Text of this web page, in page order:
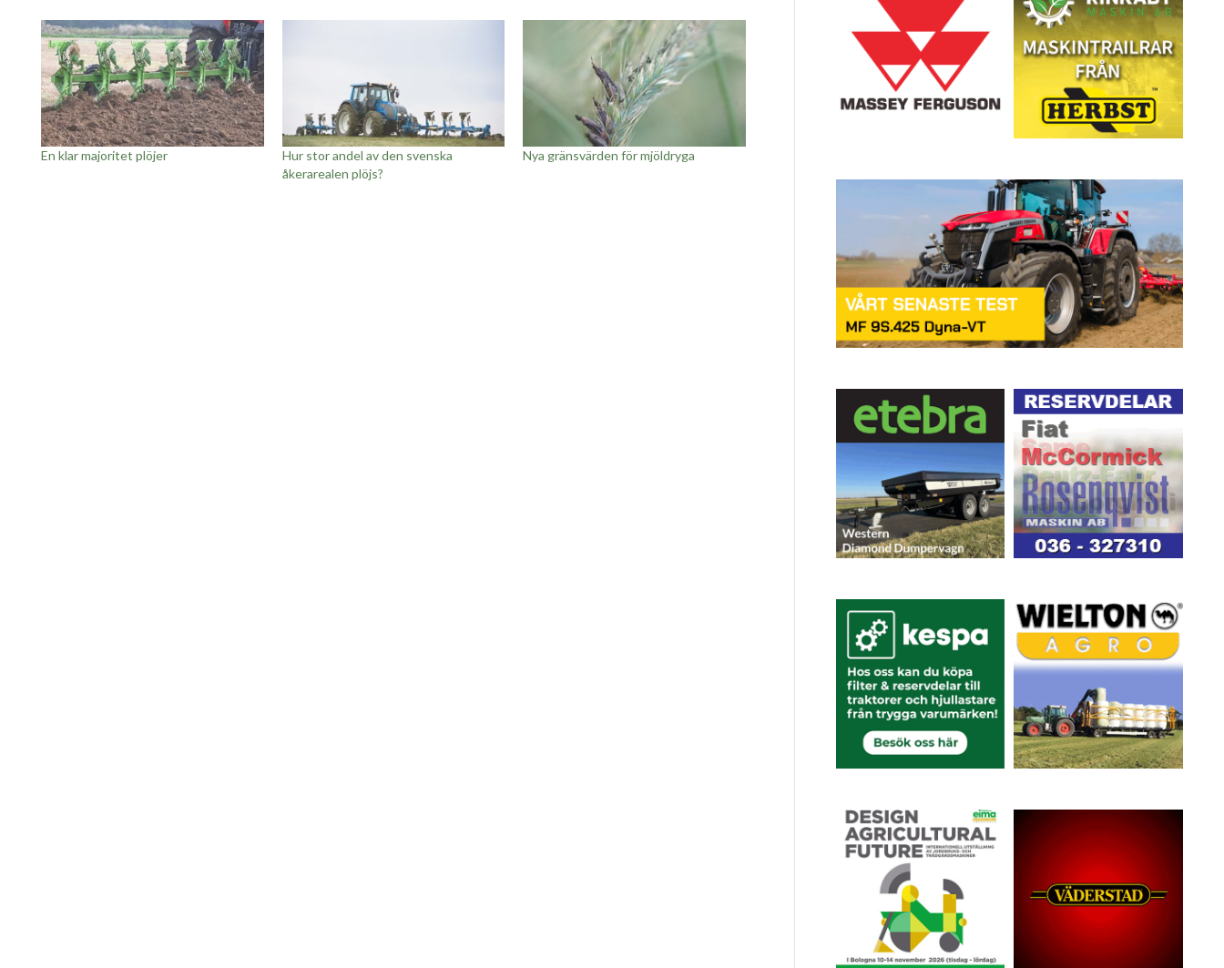
En klar majoritet plöjer
Hur stor andel av den svenska
åkerarealen plöjs?
Nya gränsvärden för mjöldryga